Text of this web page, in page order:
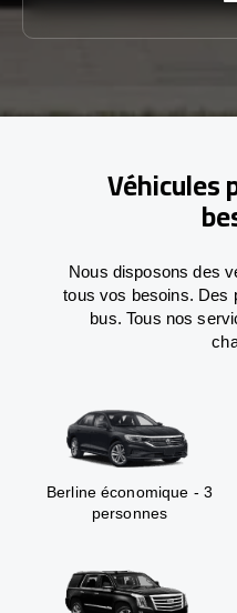
Véhicules
Nous disposons des
tous vos besoins. Des
bus. Tous nos
Berline économique - 3
personnes